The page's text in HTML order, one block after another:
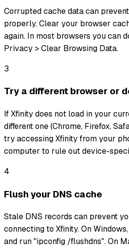
Corrupted cache data can
properly. Clear your browser
again. In most browsers you can
Privacy > Clear Browsing Data.
3
Try a different browser or
If Xfinity does not load in your
different one (Chrome, Firefox,
try accessing Xfinity from your
computer to rule out device-
4
Flush your DNS cache
Stale DNS records can prevent
connecting to Xfinity. On
and run "ipconfig /flushdns". On